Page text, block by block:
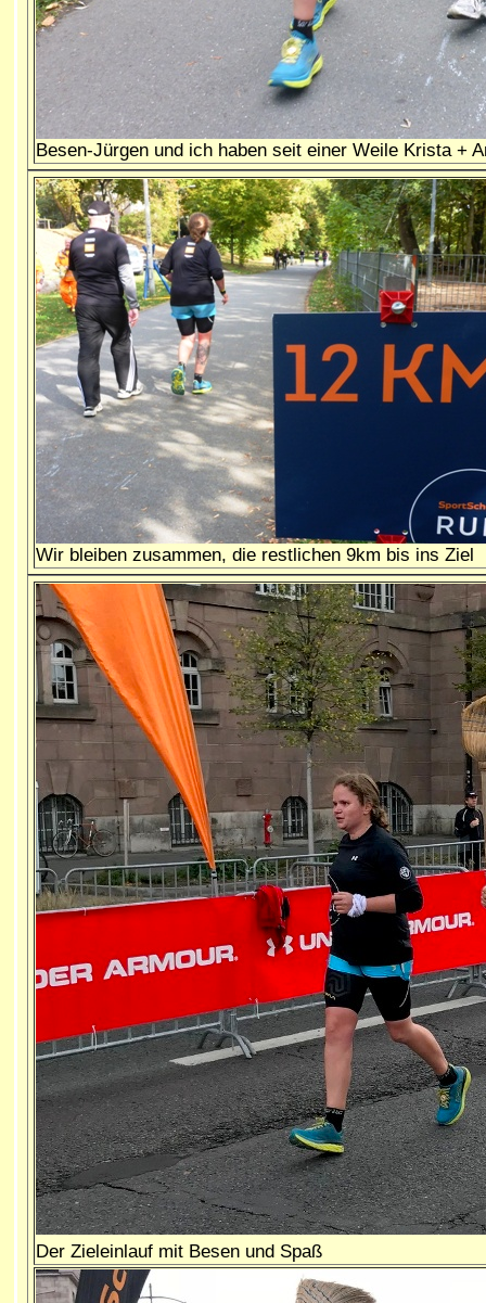
Besen-Jürgen und ich haben seit einer Weile Krista +
Wir bleiben zusammen, die restlichen 9km bis ins Ziel
Der Zieleinlauf mit Besen und Spaß